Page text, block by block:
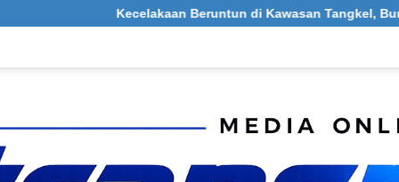
Kecelakaan Beruntun di Kawasan Tangkel, Burneh, Bangkalan: